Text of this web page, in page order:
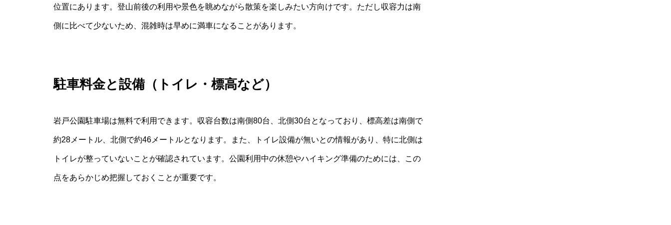
位置にあります。登山前後の利用や景色を眺めながら散策を楽しみたい方向けです。ただし収容力は南
側に比べて少ないため、混雑時は早めに満車になることがあります。
駐車料金と設備（トイレ・標高など）
岩戸公園駐車場は無料で利用できます。収容台数は南側80台、北側30台となっており、標高差は南側で
約28メートル、北側で約46メートルとなります。また、トイレ設備が無いとの情報があり、特に北側は
トイレが整っていないことが確認されています。公園利用中の休憩やハイキング準備のためには、この
点をあらかじめ把握しておくことが重要です。